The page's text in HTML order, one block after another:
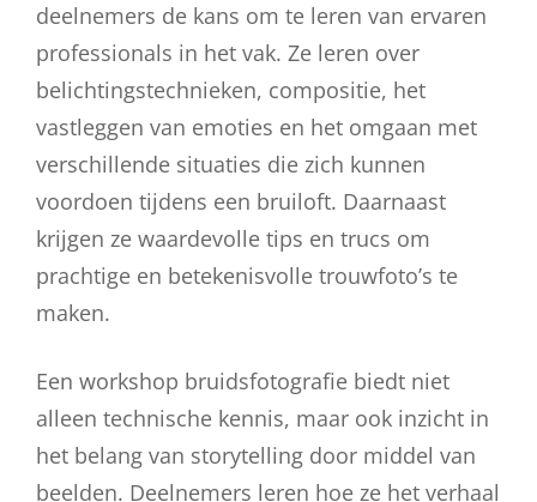
deelnemers de kans om te leren van ervaren
professionals in het vak. Ze leren over
belichtingstechnieken, compositie, het
vastleggen van emoties en het omgaan met
verschillende situaties die zich kunnen
voordoen tijdens een bruiloft. Daarnaast
krijgen ze waardevolle tips en trucs om
prachtige en betekenisvolle trouwfoto’s te
maken.
Een workshop bruidsfotografie biedt niet
alleen technische kennis, maar ook inzicht in
het belang van storytelling door middel van
beelden. Deelnemers leren hoe ze het verhaal